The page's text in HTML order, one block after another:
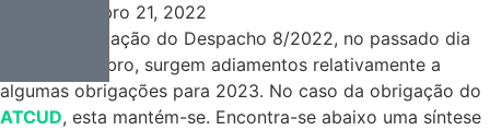
Dezembro 21, 2022
Com a publicação do Despacho 8/2022, no passado dia
13 de dezembro, surgem adiamentos relativamente a
algumas obrigações para 2023. No caso da obrigação do
ATCUD, esta mantém-se. Encontra-se abaixo uma síntese